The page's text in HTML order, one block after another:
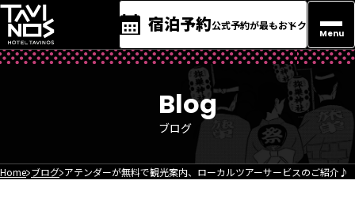
宿泊予約公式予約が最もおトク
Menu
Blog
ブログ
Home ブログ アテンダーが無料で観光案内、ローカルツアーサービスのご紹介♪